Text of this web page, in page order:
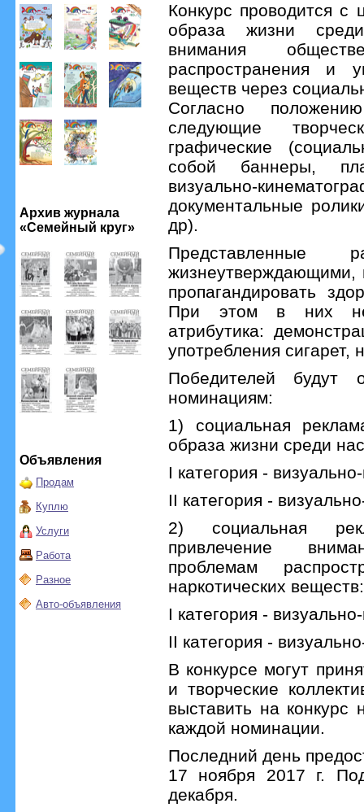
Архив журнала
«Семейный круг»
Объявления
Продам
Куплю
Услуги
Работа
Разное
Авто-объявления
Конкурс проводится с
образа жизни
внимания
распространения и
веществ через
Согласно
следующие
графические
собой баннеры,
визуально-
документальные
др).
жизнеутверждающими,
пропагандировать
При этом в них не
атрибутика:
употребления сигарет,
Победителей будут
номинациям:
1) социальная
образа жизни среди
I категория -
II категория -
2) социальная
привлечение
проблемам
наркотических веществ:
I категория -
II категория -
В конкурсе могут
и творческие
выставить на
каждой номинации.
Последний день
17 ноября 2017 г.
декабря.